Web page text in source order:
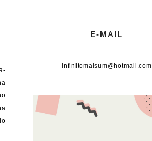
E-MAIL
infinitomaisum@hotmail.com